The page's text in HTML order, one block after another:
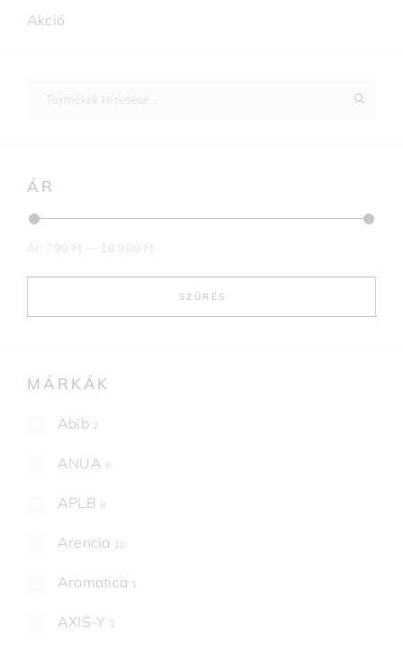
Akció
ÁR
SZŰRÉS
Ár: 790 Ft 16.900 Ft
MÁRKÁK
Abib 2
ANUA 6
APLB 8
Arencia 10
Aromatica 1
AXIS-Y 2